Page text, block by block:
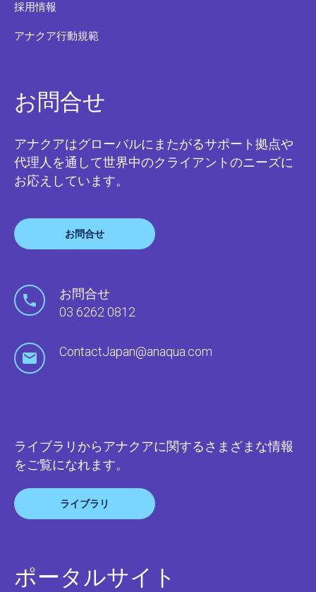
採用情報
アナクア行動規範
お問合せ
アナクアはグローバルにまたがるサポート拠点や
代理人を通して世界中のクライアントのニーズに
お応えしています。
お問合せ
お問合せ
03 6262 0812
ContactJapan@anaqua.com
ライブラリからアナクアに関するさまざまな情報
をご覧になれます。
ライブラリ
ポータルサイト